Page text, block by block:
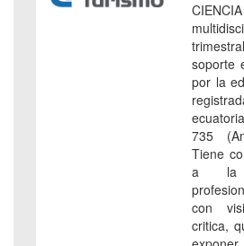
soporte
por la
735
Tiene
a la
con
critica,